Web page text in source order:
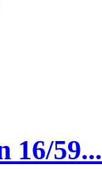
16/59...